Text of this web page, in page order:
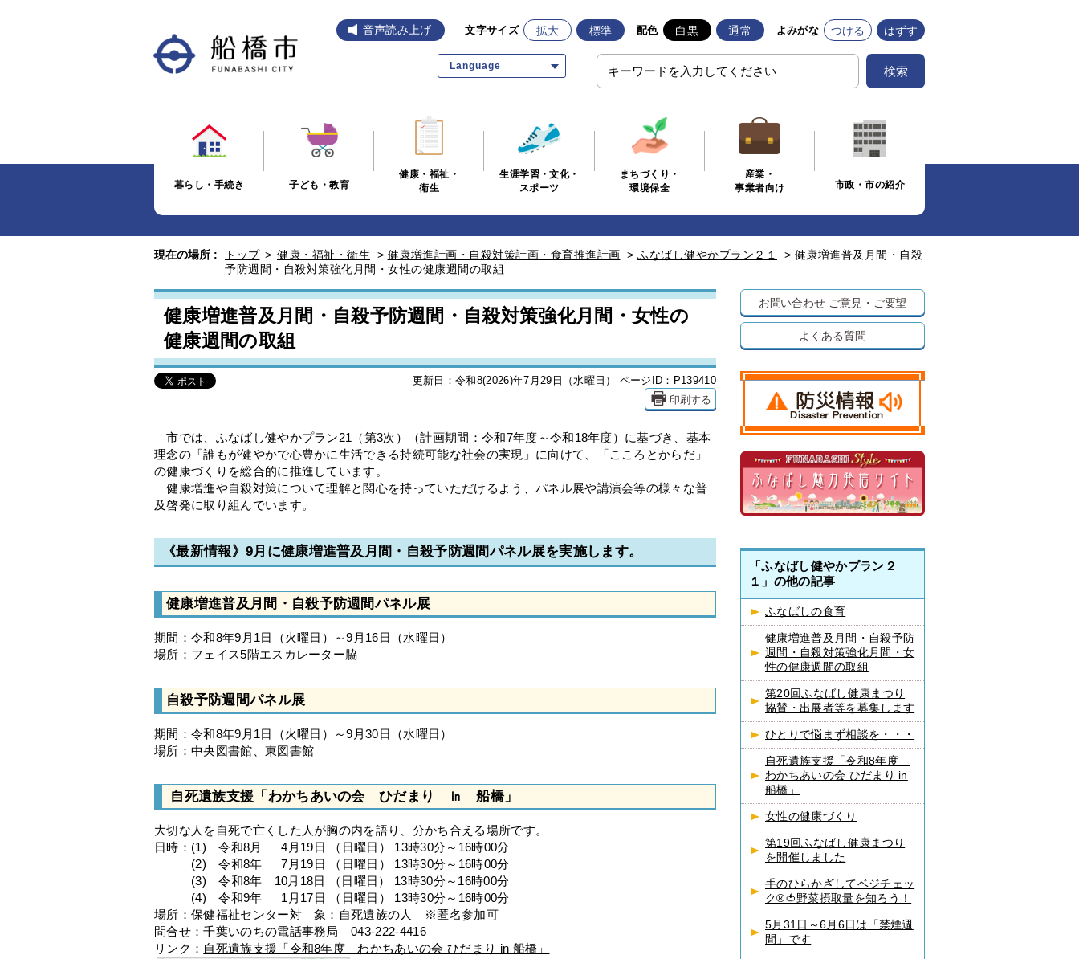
音声読み上げ 文字サイズ 拡大 標準 配色 白黒 通常 よみがな つける はずす
Language 検索
暮らし・手続き 子ども・教育
健康・福祉・
衛生
生涯学習・文化・
スポーツ
まちづくり・
環境保全
産業・
事業者向け
市政・市の紹介
現在の場所 : トップ > 健康・福祉・衛生 > 健康増進計画・自殺対策計画・食育推進計画 > ふなばし健やかプラン２１ > 健康増進普及月間・自殺
予防週間・自殺対策強化月間・女性の健康週間の取組
健康増進普及月間・自殺予防週間・自殺対策強化月間・女性の
健康週間の取組
更新日：令和8(2026)年7月29日（水曜日） ページID：P139410
印刷する
市では、 ふなばし健やかプラン21（第3次）（計画期間：令和7年度～令和18年度） に基づき、基本
理念の「誰もが健やかで心豊かに生活できる持続可能な社会の実現」に向けて、「こころとからだ」
の健康づくりを総合的に推進しています。
健康増進や自殺対策について理解と関心を持っていただけるよう、パネル展や講演会等の様々な普
及啓発に取り組んでいます。
《最新情報》9月に健康増進普及月間・自殺予防週間パネル展を実施します。
健康増進普及月間・自殺予防週間パネル展
期間：令和8年9月1日（火曜日）～9月16日（水曜日）
場所：フェイス5階エスカレーター脇
自殺予防週間パネル展
期間：令和8年9月1日（火曜日）～9月30日（水曜日）
場所：中央図書館、東図書館
自死遺族支援「わかちあいの会 ひだまり ㏌ 船橋」
大切な人を自死で亡くした人が胸の内を語り、分かち合える場所です。
日時：(1) 令和8月 4月19日 （日曜日） 13時30分～16時00分
(2) 令和8年 7月19日 （日曜日） 13時30分～16時00分
(3) 令和8年 10月18日 （日曜日） 13時30分～16時00分
(4) 令和9年 1月17日 （日曜日） 13時30分～16時00分
場所：保健福祉センター対 象：自死遺族の人 ※匿名参加可
問合せ：千葉いのちの電話事務局 043-222-4416
リンク： 自死遺族支援「令和8年度 わかちあいの会 ひだまり in 船橋」
お問い合わせ ご意見・ご要望
よくある質問
「ふなばし健やかプラン２
１」の他の記事
ふなばしの食育
健康増進普及月間・自殺予防
週間・自殺対策強化月間・女
性の健康週間の取組
第20回ふなばし健康まつり
協賛・出展者等を募集します
ひとりで悩まず相談を・・・
自死遺族支援「令和8年度
わかちあいの会 ひだまり in
船橋」
女性の健康づくり
第19回ふなばし健康まつり
を開催しました
手のひらかざしてベジチェッ
ク®🍅野菜摂取量を知ろう！
5月31日～6月6日は「禁煙週
間」です